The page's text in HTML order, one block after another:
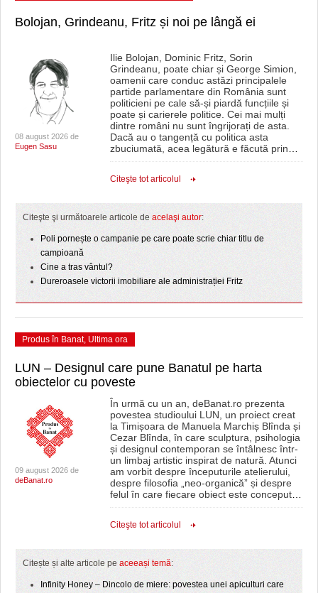
Bolojan, Grindeanu, Fritz și noi pe lângă ei
08 august 2026 de
Eugen Sasu
Ilie Bolojan, Dominic Fritz, Sorin
Grindeanu, poate chiar și George Simion,
oamenii care conduc astăzi principalele
partide parlamentare din România sunt
politicieni pe cale să-și piardă funcțiile și
poate și carierele politice. Cei mai mulți
dintre români nu sunt îngrijorați de asta.
Dacă au o tangență cu politica asta
zbuciumată, acea legătură e făcută prin…
Citeşte tot articolul
Citeşte şi următoarele articole de acelaşi autor:
Poli pornește o campanie pe care poate scrie chiar titlu de
campioană
Cine a tras vântul?
Dureroasele victorii imobiliare ale administrației Fritz
Produs în Banat, Ultima ora
LUN – Designul care pune Banatul pe harta
obiectelor cu poveste
09 august 2026 de
deBanat.ro
În urmă cu un an, deBanat.ro prezenta
povestea studioului LUN, un proiect creat
la Timișoara de Manuela Marchiș Blînda și
Cezar Blînda, în care sculptura, psihologia
și designul contemporan se întâlnesc într-
un limbaj artistic inspirat de natură. Atunci
am vorbit despre începuturile atelierului,
despre filosofia „neo-organică” și despre
felul în care fiecare obiect este conceput…
Citeşte tot articolul
Citește și alte articole pe aceeași temă:
Infinity Honey – Dincolo de miere: povestea unei apiculturi care